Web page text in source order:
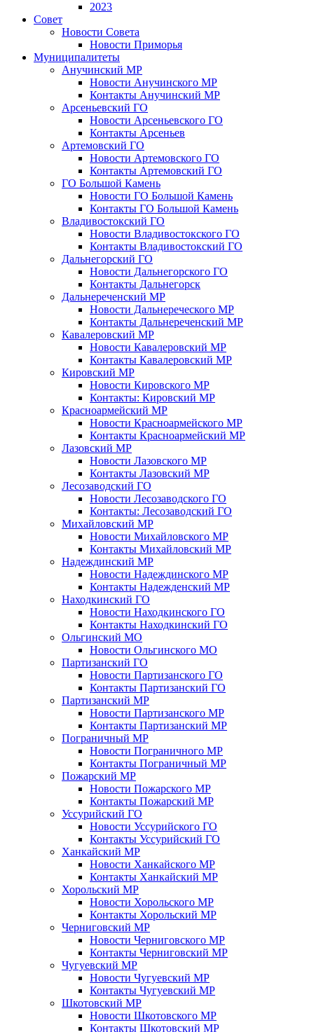
2023
Совет
Новости Совета
Новости Приморья
Муниципалитеты
Анучинский МР
Новости Анучинского МР
Контакты Анучинский МР
Арсеньевский ГО
Новости Арсеньевского ГО
Контакты Арсеньев
Артемовский ГО
Новости Артемовского ГО
Контакты Артемовский ГО
ГО Большой Камень
Новости ГО Большой Камень
Контакты ГО Большой Камень
Владивостокский ГО
Новости Владивостокского ГО
Контакты Владивостокский ГО
Дальнегорский ГО
Новости Дальнегорского ГО
Контакты Дальнегорск
Дальнереченский МР
Новости Дальнереческого МР
Контакты Дальнереченский МР
Кавалеровский МР
Новости Кавалеровский МР
Контакты Кавалеровский МР
Кировский МР
Новости Кировского МР
Контакты: Кировский МР
Красноармейский МР
Новости Красноармейского МР
Контакты Красноармейский МР
Лазовский МР
Новости Лазовского МР
Контакты Лазовский МР
Лесозаводский ГО
Новости Лесозаводского ГО
Контакты: Лесозаводский ГО
Михайловский МР
Новости Михайловского МР
Контакты Михайловский МР
Надеждинский МР
Новости Надеждинского МР
Контакты Надежденский МР
Находкинский ГО
Новости Находкинского ГО
Контакты Находкинский ГО
Ольгинский МО
Новости Ольгинского МО
Партизанский ГО
Новости Партизанского ГО
Контакты Партизанский ГО
Партизанский МР
Новости Партизанского МР
Контакты Партизанский МР
Пограничный МР
Новости Пограничного МР
Контакты Пограничный МР
Пожарский МР
Новости Пожарского МР
Контакты Пожарский МР
Уссурийский ГО
Новости Уссурийского ГО
Контакты Уссурийский ГО
Ханкайский МР
Новости Ханкайского МР
Контакты Ханкайский МР
Хорольский МР
Новости Хорольского МР
Контакты Хорольский МР
Черниговский МР
Новости Черниговского МР
Контакты Черниговский МР
Чугуевский МР
Новости Чугуевский МР
Контакты Чугуевский МР
Шкотовский МР
Новости Шкотовского МР
Контакты Шкотовский МР